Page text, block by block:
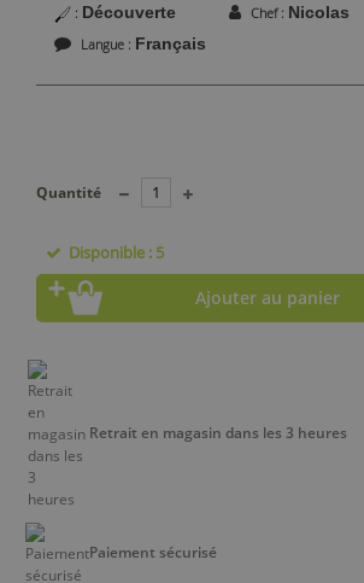
Découverte
Chef Nicolas
Langue Français
Quantité
Disponible : 5
Ajouter au panier
Retrait en magasin dans les 3 heures
Paiement sécurisé